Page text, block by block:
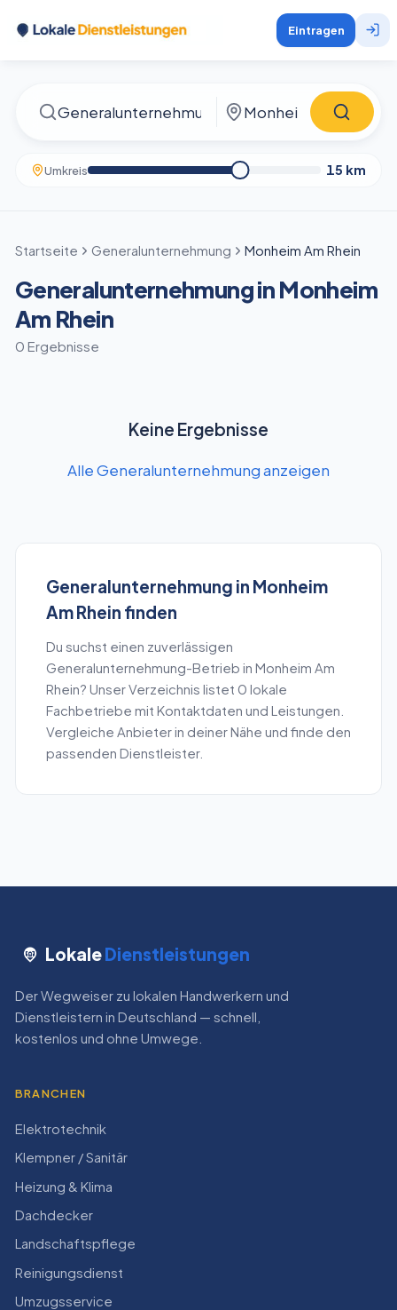
Eintragen
Umkreis 15 km
Startseite Generalunternehmung Monheim Am Rhein
Generalunternehmung in Monheim
Am Rhein
0 Ergebnisse
Keine Ergebnisse
Alle Generalunternehmung anzeigen
Generalunternehmung in Monheim
Am Rhein finden
Du suchst einen zuverlässigen
Generalunternehmung-Betrieb in Monheim Am
Rhein? Unser Verzeichnis listet 0 lokale
Fachbetriebe mit Kontaktdaten und Leistungen.
Vergleiche Anbieter in deiner Nähe und finde den
passenden Dienstleister.
LokaleDienstleistungen
Der Wegweiser zu lokalen Handwerkern und
Dienstleistern in Deutschland — schnell,
kostenlos und ohne Umwege.
BRANCHEN
Elektrotechnik
Klempner / Sanitär
Heizung & Klima
Dachdecker
Landschaftspflege
Reinigungsdienst
Umzugsservice